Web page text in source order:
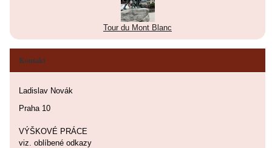
Tour du Mont Blanc
Kontakt
Ladislav Novák
Praha 10
VÝŠKOVÉ PRÁCE
viz. oblíbené odkazy